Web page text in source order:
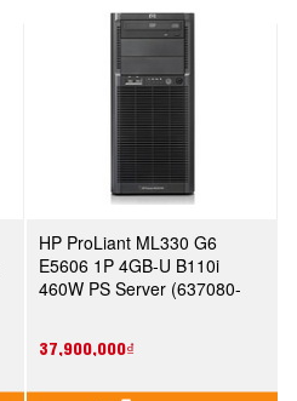
HP ProLiant ML330 G6
E5606 1P 4GB-U B110i
460W PS Server (637080-
37,900,000₫